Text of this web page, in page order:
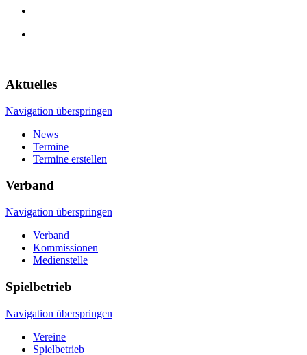
Aktuelles
Navigation überspringen
News
Termine
Termine erstellen
Verband
Navigation überspringen
Verband
Kommissionen
Medienstelle
Spielbetrieb
Navigation überspringen
Vereine
Spielbetrieb